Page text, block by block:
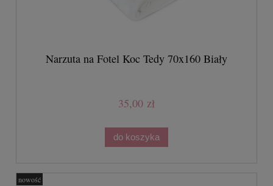
Narzuta na Fotel Koc Tedy 70x160 Biały
35,00 zł
do koszyka
nowość